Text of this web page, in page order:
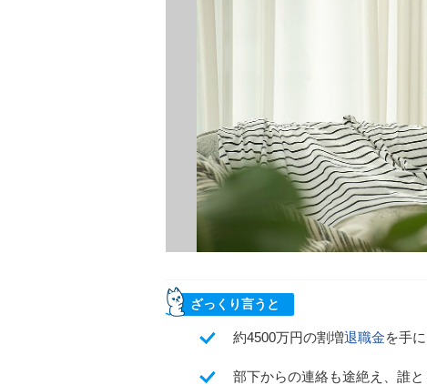
ざっくり言うと
約4500万円の割増退職金を手
部下からの連絡も途絶え、誰